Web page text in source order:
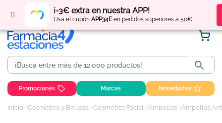
¡-3€ extra en nuestra APP!
Usa el cupón APP34Een pedidos superiores a 50€
Regístratey obtén puntos por tus compras

Promociones Marcas Novedades
Inicio Cosmética y Belleza Cosmética Facial Ampollas Ampollas